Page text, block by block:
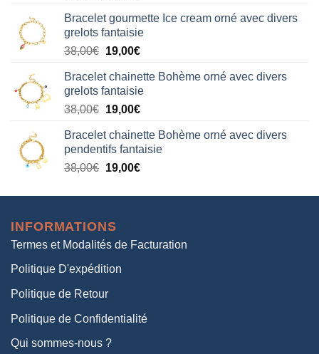
initial
était :
38,00€.
actuel
est :
19,00€.
Bracelet gourmette Ice cream orné avec divers
grelots fantaisie
38,00€ Le
initial
était :
38,00€.
19,00€Le
actuel
est :
19,00€.
Bracelet chainette Bohème orné avec divers
grelots fantaisie
38,00€ Le
initial
était :
38,00€.
19,00€Le
actuel
est :
19,00€.
Bracelet chainette Bohème orné avec divers
pendentifs fantaisie
38,00€ Le
initial
38,00€.
19,00€Le
actuel
INFORMATIONS
Termes et Modalités de Facturation
Politique D'expédition
Politique de Retour
Politique de Confidentialité
Qui sommes-nous ?